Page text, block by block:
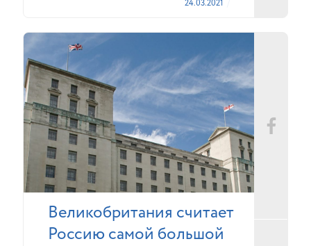
24.03.2021
Великобритания считает
Россию самой большой